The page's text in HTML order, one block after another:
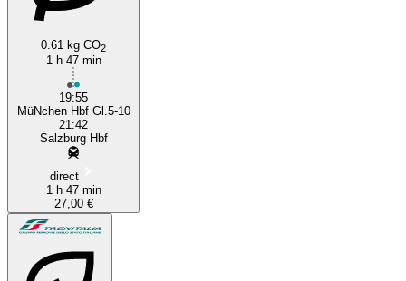
0.61 kg CO2
1 h 47 min
19:55
MüNchen Hbf Gl.5-10
21:42
Salzburg Hbf
direct
1 h 47 min
27,00 €